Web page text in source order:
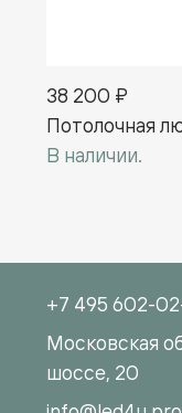
38 200 ₽
Потолочная
В наличии.
+7 495 602-
Московская
шоссе, 20